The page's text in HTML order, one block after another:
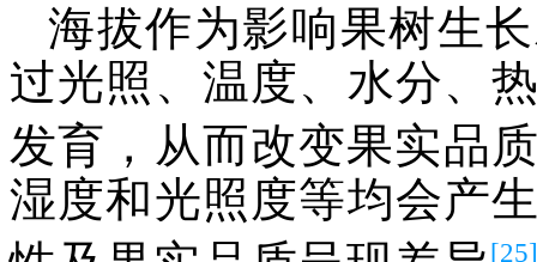
海拔作为影响果树生
过光照、温度、水分、
发育，从而改变果实品
湿度和光照度等均会产